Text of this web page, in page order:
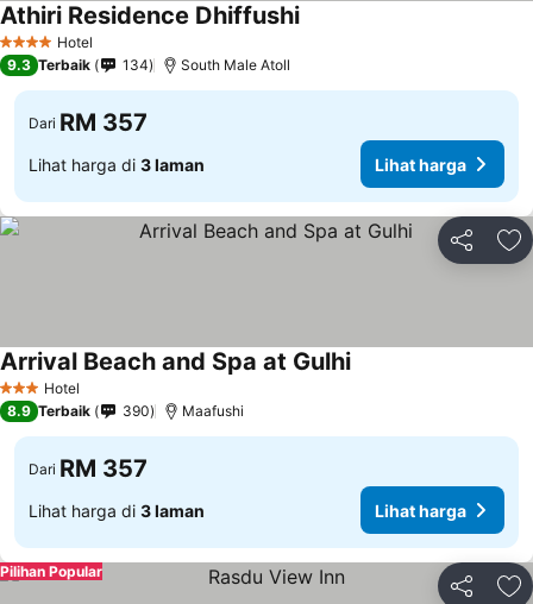
4 BintangHotel
Athiri Residence DhiffushiLihat harga
9.3 Terbaik 134 South Male Atoll
Dari RM 357
Lihat harga di 3 laman Lihat harga
Kongsi
3 BintangHotel
Arrival Beach and Spa at GulhiLihat harga
8.9 Terbaik 390 Maafushi
Dari RM 357
Lihat harga di 3 laman Lihat harga
Kongsi
Pilihan Popular